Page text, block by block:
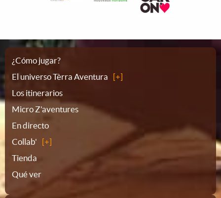
Plano
del
sitio
¿Cómo jugar?
El universo Tèrra Aventura
Los itinerarios
Micro Z'aventures
En directo
Collab'
Tienda
Qué ver